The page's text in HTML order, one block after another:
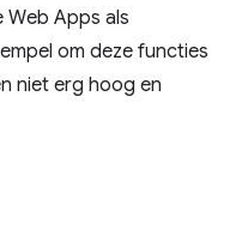
Web Apps als
om deze functies
niet erg hoog en